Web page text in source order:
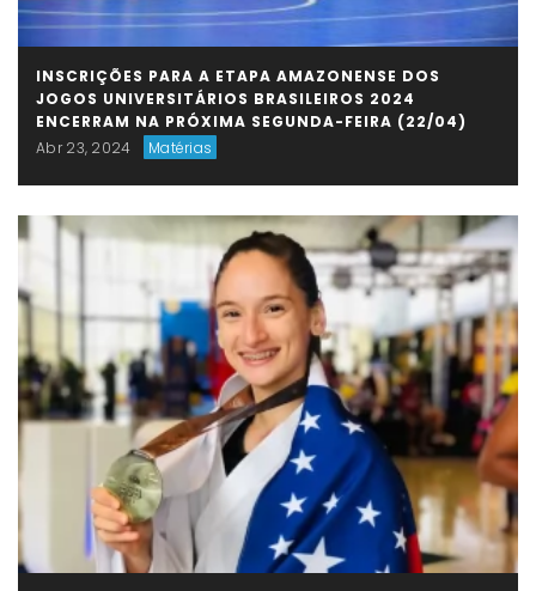
INSCRIÇÕES PARA A ETAPA AMAZONENSE DOS
JOGOS UNIVERSITÁRIOS BRASILEIROS 2024
ENCERRAM NA PRÓXIMA SEGUNDA-FEIRA (22/04)
Abr 23, 2024
Matérias